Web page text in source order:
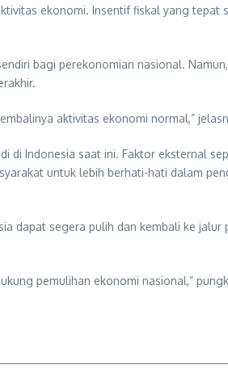
ekonomi. Insentif fiskal yang tepat
bagi perekonomian nasional.
aktivitas ekonomi normal,”
di Indonesia saat ini. Faktor eksternal
untuk lebih berhati-hati dalam
dapat segera pulih dan kembali ke jalur
pemulihan ekonomi nasional,”